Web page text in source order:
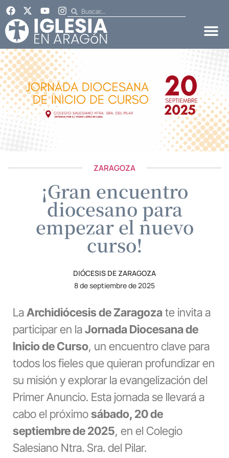
ZARAGOZA
¡Gran encuentro
diocesano para
empezar el nuevo
curso!
DIÓCESIS DE ZARAGOZA
8 de septiembre de 2025
LaArchidiócesis de Zaragoza te invita a
participar en laJornada Diocesana de
Inicio de Curso, un encuentro clave para
todos los fieles que quieran profundizar en
su misión y explorar la evangelización del
Primer Anuncio. Esta jornada se llevará a
cabo el próximosábado, 20 de
septiembre de 2025, en el Colegio
Salesiano Ntra. Sra. del Pilar.